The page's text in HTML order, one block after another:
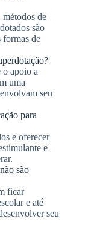
de
são
formas de
apoio a
uma
seu
para
e oferecer
e
são
ficar
e até
seu